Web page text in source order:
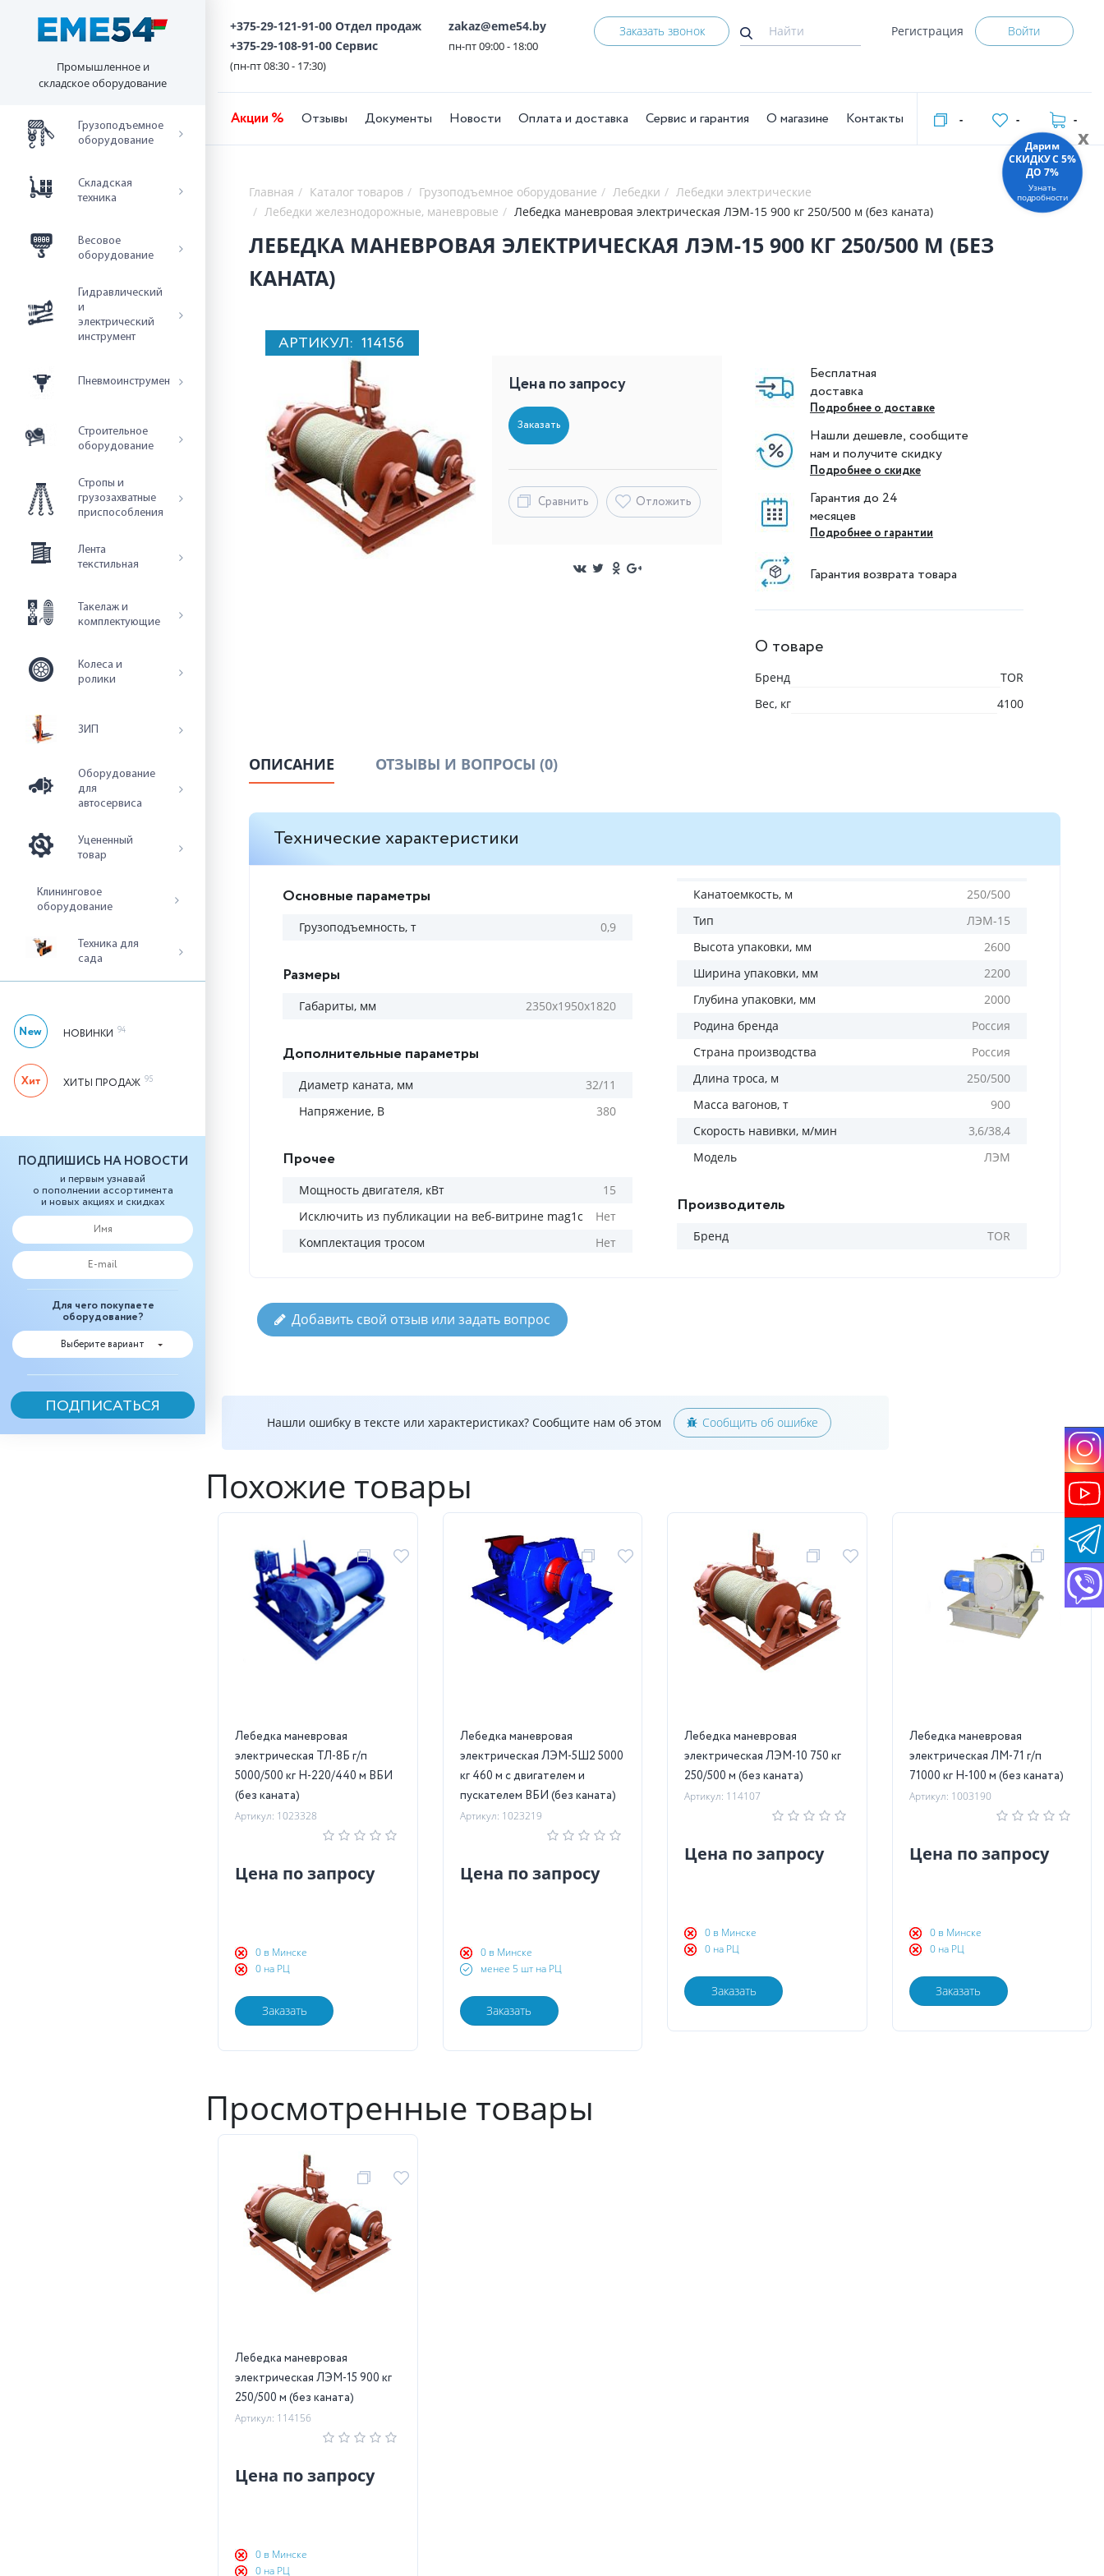
Промышленное и
складское оборудование
Грузоподъемное
оборудование
Складская
техника
Весовое
оборудование
Гидравлический
и
электрический
инструмент
Пневмоинструмент
Строительное
оборудование
Стропы и
грузозахватные
приспособления
Лента
текстильная
Такелаж и
комплектующие
Колеса и
ролики
ЗИП
Оборудование
для
автосервиса
Уцененный
товар
Клининговое
оборудование
Техника для
сада
НОВИНКИ 94
ХИТЫ ПРОДАЖ 95
ПОДПИШИСЬ НА НОВОСТИ
и первым узнавай
о пополнении ассортимента
и новых акциях и скидках
Для чего покупаете
оборудование?
Выберите вариант
+375-29-121-91-00 Отдел продаж
+375-29-108-91-00 Сервис
(пн-пт 08:30 - 17:30)
zakaz@eme54.by
пн-пт 09:00 - 18:00
Заказать звонок Регистрация Войти
Акции % Отзывы Документы Новости Оплата и доставка Сервис и гарантия О магазине Контакты - - -
Главная Каталог товаров Грузоподъемное оборудование Лебедки
Лебедки электрические
Лебедки железнодорожные, маневровые
Лебедка маневровая электрическая ЛЭМ-15 900 кг 250/500 м (без каната)
ЛЕБЕДКА МАНЕВРОВАЯ ЭЛЕКТРИЧЕСКАЯ ЛЭМ-15 900 КГ 250/500 М (БЕЗ
КАНАТА)
АРТИКУЛ: 114156
Цена по запросу
Заказать
Сравнить Отложить
Бесплатная
доставка
Подробнее о доставке
Нашли дешевле, сообщите
нам и получите скидку
Подробнее о скидке
Гарантия до 24
месяцев
Подробнее о гарантии
Гарантия возврата товара
О товаре
Бренд
TOR
Вес, кг
4100
ОПИСАНИЕ ОТЗЫВЫ И ВОПРОСЫ (0)
Технические характеристики
Основные параметры
Грузоподъемность, т 0,9
Размеры
Габариты, мм 2350х1950х1820
Дополнительные параметры
Диаметр каната, мм
32/11
Напряжение, В
380
Прочее
Мощность двигателя, кВт
15
Исключить из публикации на веб-витрине mag1c
Нет
Комплектация тросом
Нет
Канатоемкость, м
250/500
Тип
ЛЭМ-15
Высота упаковки, мм
2600
Ширина упаковки, мм
2200
Глубина упаковки, мм
2000
Родина бренда
Россия
Страна производства
Россия
Длина троса, м
250/500
Масса вагонов, т
900
Скорость навивки, м/мин
3,6/38,4
Модель
ЛЭМ
Производитель
Бренд TOR
Добавить свой отзыв или задать вопрос
Нашли ошибку в тексте или характеристиках? Сообщите нам об этом Сообщить об ошибке
Похожие товары
Лебедка маневровая
электрическая ТЛ-8Б г/п
5000/500 кг Н-220/440 м ВБИ
(без каната)
Артикул: 1023328
Цена по запросу
0 в Минске
0 на РЦ
Заказать
Лебедка маневровая
электрическая ЛЭМ-5Ш2 5000
кг 460 м с двигателем и
пускателем ВБИ (без каната)
Артикул: 1023219
Цена по запросу
0 в Минске
менее 5 шт на РЦ
Заказать
Лебедка маневровая
электрическая ЛЭМ-10 750 кг
250/500 м (без каната)
Артикул: 114107
Цена по запросу
0 в Минске
0 на РЦ
Заказать
Лебедка маневровая
электрическая ЛМ-71 г/п
71000 кг Н-100 м (без каната)
Артикул: 1003190
Цена по запросу
0 в Минске
0 на РЦ
Заказать
Просмотренные товары
Лебедка маневровая
электрическая ЛЭМ-15 900 кг
250/500 м (без каната)
Артикул: 114156
Цена по запросу
0 в Минске
0 на РЦ
x
Дарим
СКИДКУ C 5%
ДО 7%
Узнать
подробности